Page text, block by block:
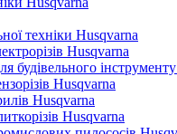
техніки Husqvarna
Husqvarna
будівельного
Husqvarna
Husqvarna
Husqvarna